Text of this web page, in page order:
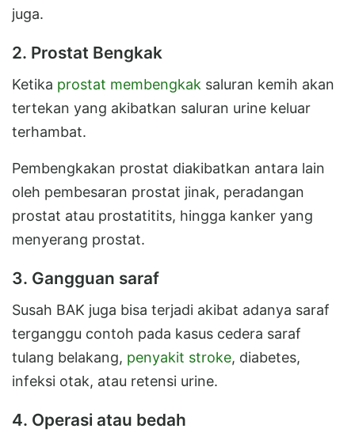
juga.
2. Prostat Bengkak
Ketika prostat membengkak saluran kemih akan
tertekan yang akibatkan saluran urine keluar
terhambat.
Pembengkakan prostat diakibatkan antara lain
oleh pembesaran prostat jinak, peradangan
prostat atau prostatitits, hingga kanker yang
menyerang prostat.
3. Gangguan saraf
Susah BAK juga bisa terjadi akibat adanya saraf
terganggu contoh pada kasus cedera saraf
tulang belakang, penyakit stroke, diabetes,
infeksi otak, atau retensi urine.
4. Operasi atau bedah